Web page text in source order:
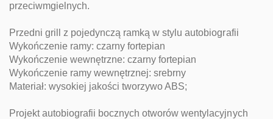
przeciwmgielnych.
Przedni grill z pojedynczą ramką w stylu autobiografii
Wykończenie ramy: czarny fortepian
Wykończenie wewnętrzne: czarny fortepian
Wykończenie ramy wewnętrznej: srebrny
Materiał: wysokiej jakości tworzywo ABS;
Projekt autobiografii bocznych otworów wentylacyjnych